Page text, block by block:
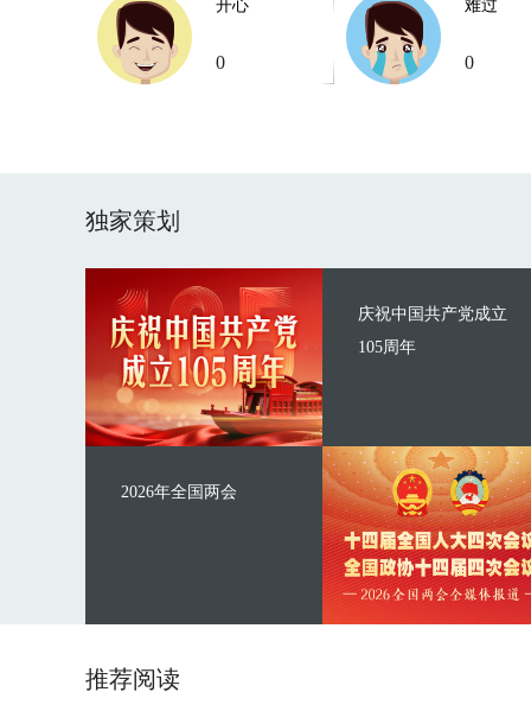
开心
0
难过
0
独家策划
庆祝中国共产党成立
105周年
2026年全国两会
推荐阅读